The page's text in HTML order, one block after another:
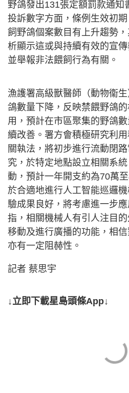
野鴿發出131張定額罰款通知
投訴數字方面，條例生效初
飼野鴿個案數目有上升趨勢
析顯示這或與持續有效的宣
並舉報非法餵飼行為有關。
漁護署高級獸醫師（動物衞
鴿數量下降，反映禁餵野鴿
用，預計在市區聚集的野鴿
續改善。署方會積極研究利
關執法，將初步進行流動閉
究，於特定地點設立相關系
動，預計一年開支約為70萬
於合適地進行人工智能巡邏
驗成果良好，將考慮進一步
指，相關機械人有引人注目
移動及進行廣播的功能，相
亦有一定阻赫性。
記者 蔡思宇
↓立即下載星島頭條App↓